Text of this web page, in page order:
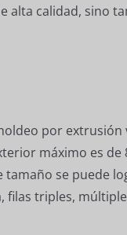
alta calidad, sino
por extrusión
máximo es de
se puede
triples,